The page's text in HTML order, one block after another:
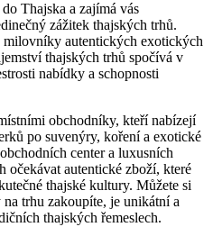
Thajska a zajímá vás
zážitek thajských trhů.
autentických exotických
thajských trhů spočívá v
nabídky a schopnosti
obchodníky, kteří nabízejí
po suvenýry, koření a exotické
center a luxusních
očekávat autentické zboží, které
thajské kultury. Můžete si
trhu zakoupíte, je unikátní a
thajských řemeslech.